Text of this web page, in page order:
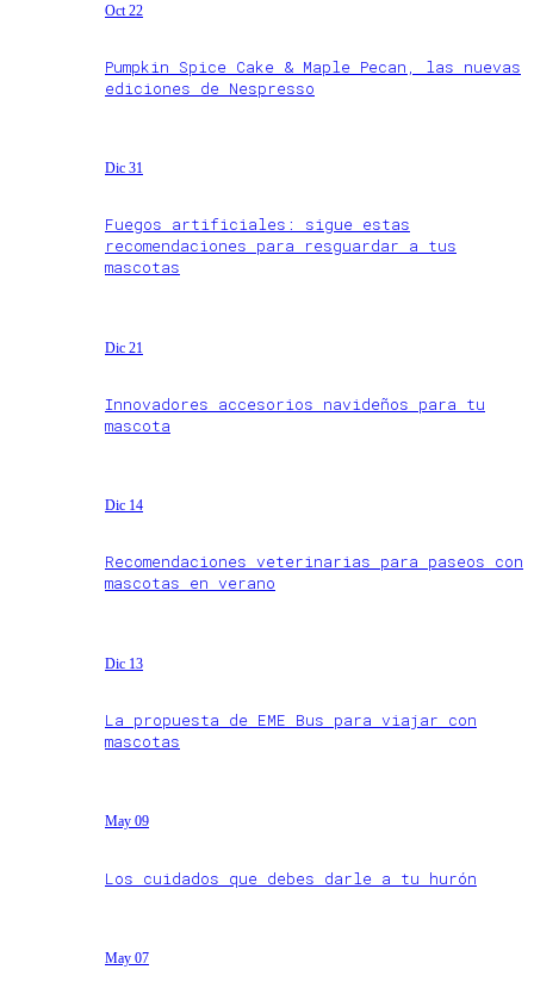
Oct 22
Pumpkin Spice Cake & Maple Pecan, las nuevas
ediciones de Nespresso
Dic 31
Fuegos artificiales: sigue estas
recomendaciones para resguardar a tus
mascotas
Dic 21
Innovadores accesorios navideños para tu
mascota
Dic 14
Recomendaciones veterinarias para paseos con
mascotas en verano
Dic 13
La propuesta de EME Bus para viajar con
mascotas
May 09
Los cuidados que debes darle a tu hurón
May 07